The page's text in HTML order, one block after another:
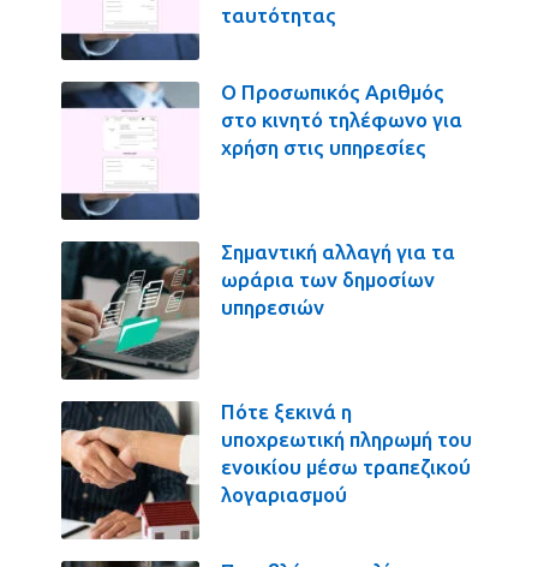
ταυτότητας
Ο Προσωπικός Αριθμός
στο κινητό τηλέφωνο για
χρήση στις υπηρεσίες
Σημαντική αλλαγή για τα
ωράρια των δημοσίων
υπηρεσιών
Πότε ξεκινά η
υποχρεωτική πληρωμή του
ενοικίου μέσω τραπεζικού
λογαριασμού